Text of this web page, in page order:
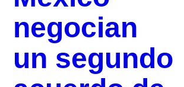
negocian
un segundo